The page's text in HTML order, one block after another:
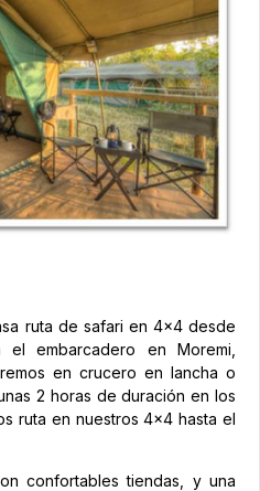
ruta de safari en 4x4 desde
el embarcadero en Moremi,
en crucero en lancha o
2 horas de duración en los
ruta en nuestros 4x4 hasta el
confortables tiendas, y una